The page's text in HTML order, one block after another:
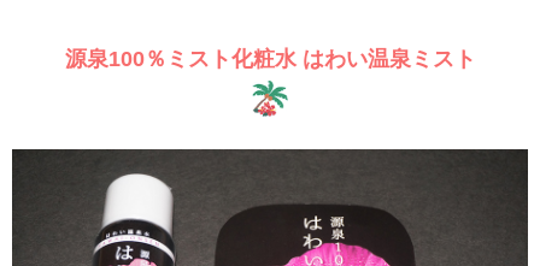
源泉100％ミスト化粧水 はわい温泉ミスト